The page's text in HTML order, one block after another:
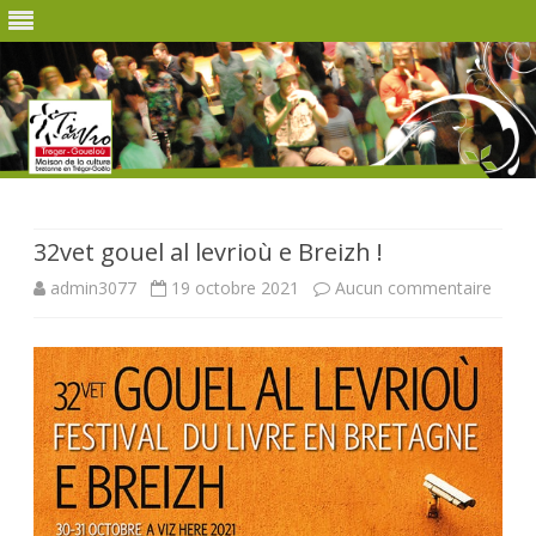
32vet gouel al levrioù e Breizh !
admin3077 19 octobre 2021 Aucun commentaire
gouel
al